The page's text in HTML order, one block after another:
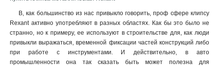
В, как большинство из нас привыкло говорить, проф сфере клипсу
Rexant активно употребляют в разных областях. Как бы это было не
странно, но к примеру, ее используют в строительстве для, как люди
привыкли выражаться, временной фиксации частей конструкций либо
при работе с инструментами. И действительно, в авто
промышленности она так сказать быть может полезна для